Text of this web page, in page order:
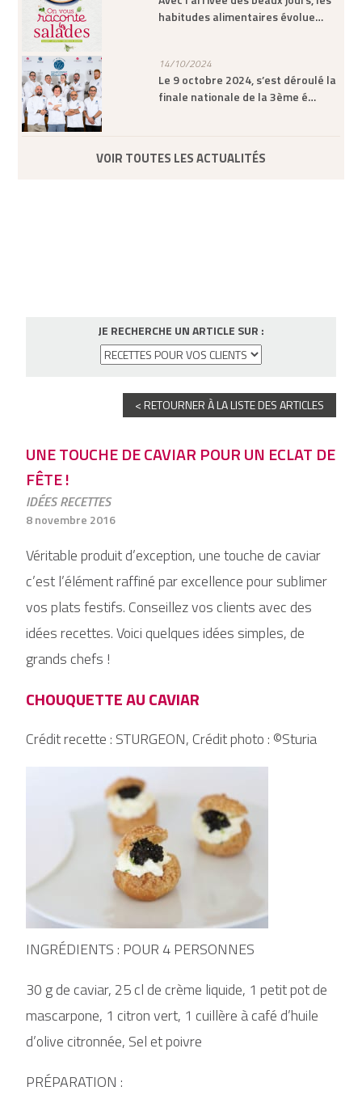
habitudes alimentaires évolue…
14/10/2024
Le 9 octobre 2024, s’est déroulé la
finale nationale de la 3ème é…
VOIR TOUTES LES ACTUALITÉS
JE RECHERCHE UN ARTICLE SUR :
< RETOURNER À LA LISTE DES ARTICLES
UNE TOUCHE DE CAVIAR POUR UN ECLAT DE
FÊTE !
IDÉES RECETTES
8 novembre 2016
Véritable produit d’exception, une touche de caviar
c’est l’élément raffiné par excellence pour sublimer
vos plats festifs. Conseillez vos clients avec des
idées recettes. Voici quelques idées simples, de
grands chefs !
CHOUQUETTE AU CAVIAR
Crédit recette : STURGEON, Crédit photo : ©Sturia
INGRÉDIENTS : POUR 4 PERSONNES
30 g de caviar, 25 cl de crème liquide, 1 petit pot de
mascarpone, 1 citron vert, 1 cuillère à café d’huile
d’olive citronnée, Sel et poivre
PRÉPARATION :